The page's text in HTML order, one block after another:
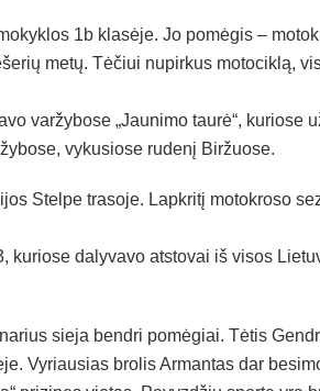
1b klasėje. Jo pomėgis –
metų. Tėčiui nupirkus motociklą,
varžybose „Jaunimo taurė“, kuriose
vykusiose rudenį Biržuose.
Stelpe trasoje. Lapkritį motokroso
kuriose dalyvavo atstovai iš visos
sieja bendri pomėgiai. Tėtis
Vyriausias brolis Armantas dar